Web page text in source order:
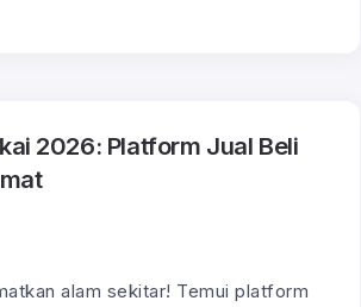
2026: Platform Jual Beli
alam sekitar! Temui platform